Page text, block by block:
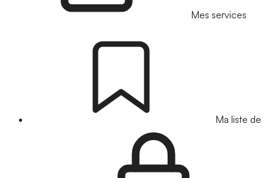
Mes services
Ma liste de